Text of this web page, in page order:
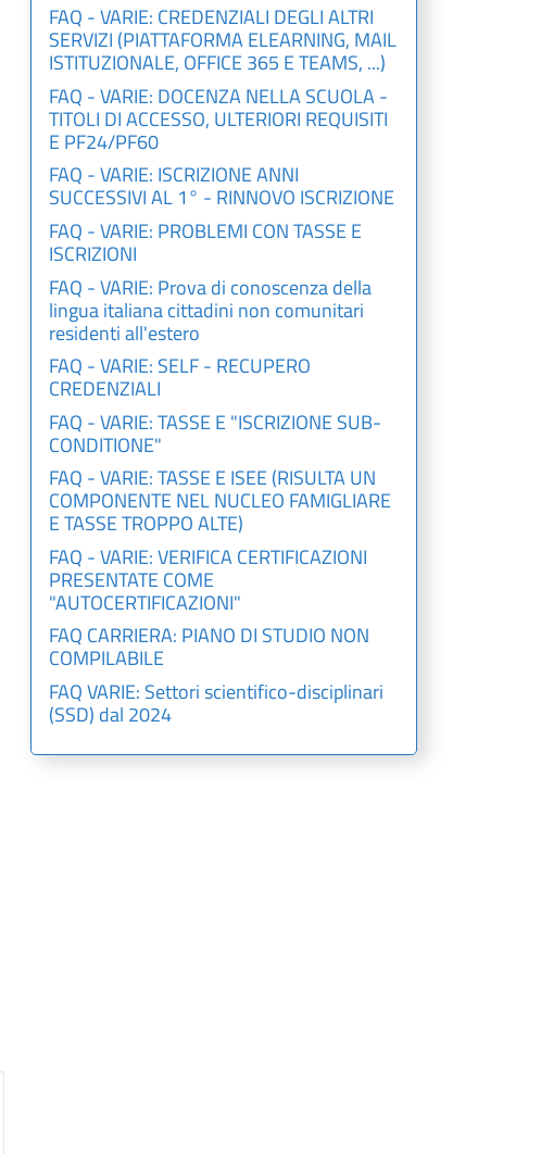
FAQ - VARIE: CREDENZIALI DEGLI ALTRI
SERVIZI (PIATTAFORMA ELEARNING, MAIL
ISTITUZIONALE, OFFICE 365 E TEAMS, ...)
FAQ - VARIE: DOCENZA NELLA SCUOLA -
TITOLI DI ACCESSO, ULTERIORI REQUISITI
E PF24/PF60
FAQ - VARIE: ISCRIZIONE ANNI
SUCCESSIVI AL 1° - RINNOVO ISCRIZIONE
FAQ - VARIE: PROBLEMI CON TASSE E
ISCRIZIONI
FAQ - VARIE: Prova di conoscenza della
lingua italiana cittadini non comunitari
residenti all'estero
FAQ - VARIE: SELF - RECUPERO
CREDENZIALI
FAQ - VARIE: TASSE E "ISCRIZIONE SUB-
CONDITIONE"
FAQ - VARIE: TASSE E ISEE (RISULTA UN
COMPONENTE NEL NUCLEO FAMIGLIARE
E TASSE TROPPO ALTE)
FAQ - VARIE: VERIFICA CERTIFICAZIONI
PRESENTATE COME
"AUTOCERTIFICAZIONI"
FAQ CARRIERA: PIANO DI STUDIO NON
COMPILABILE
FAQ VARIE: Settori scientifico-disciplinari
(SSD) dal 2024